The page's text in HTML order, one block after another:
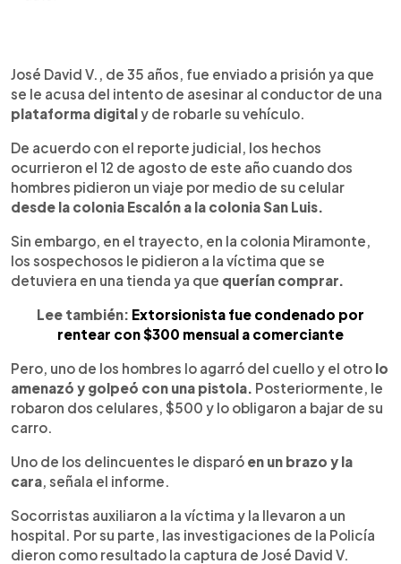
Escuchar artículo
José David V., de 35 años, fue enviado a prisión ya que
se le acusa del intento de asesinar al conductor de una
plataforma digitaly de robarle su vehículo.
De acuerdo con el reporte judicial, los hechos
ocurrieron el 12 de agosto de este año cuando dos
hombres pidieron un viaje por medio de su celular
desde la colonia Escalón a la colonia San Luis.
Sin embargo, en el trayecto, en la colonia Miramonte,
los sospechosos le pidieron a la víctima que se
detuviera en una tienda ya que querían comprar.
Lee también: Extorsionista fue condenado por
rentear con $300 mensual a comerciante
Pero, uno de los hombres lo agarró del cuello y el otro lo
amenazó y golpeó con una pistola. Posteriormente, le
robaron dos celulares, $500 y lo obligaron a bajar de su
carro.
Uno de los delincuentes le disparó en un brazo y la
cara , señala el informe.
Socorristas auxiliaron a la víctima y la llevaron a un
hospital. Por su parte, las investigaciones de la Policía
dieron como resultado la captura de José David V.